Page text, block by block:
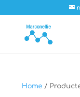
Home /